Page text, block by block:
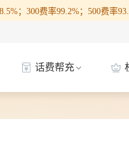
；300费率99.2%；500费率
话费帮充